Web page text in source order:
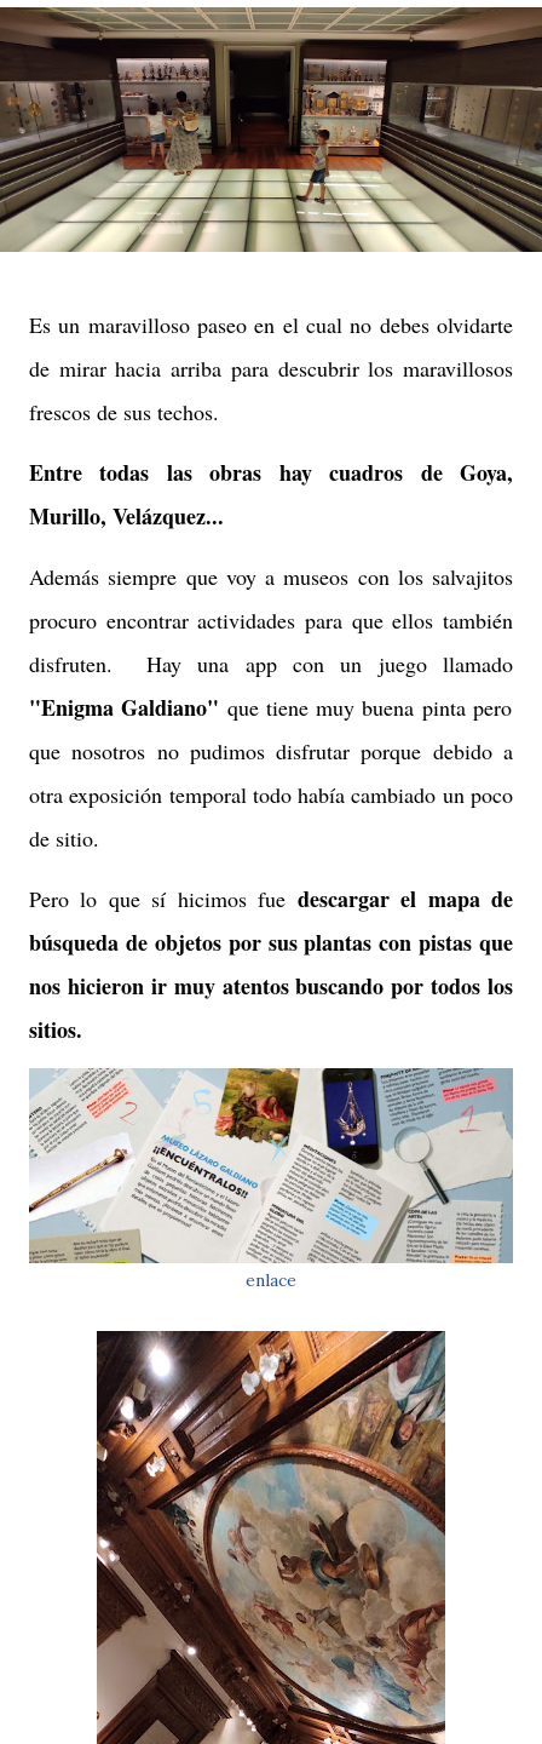
Es un maravilloso paseo en el cual no debes olvidarte
de mirar hacia arriba para descubrir los maravillosos
frescos de sus techos.
Entre todas las obras hay cuadros de Goya,
Murillo, Velázquez...
Además siempre que voy a museos con los salvajitos
procuro encontrar actividades para que ellos también
disfruten. Hay una app con un juego llamado
"Enigma Galdiano" que tiene muy buena pinta pero
que nosotros no pudimos disfrutar porque debido a
otra exposición temporal todo había cambiado un poco
de sitio.
Pero lo que sí hicimos fue descargar el mapa de
búsqueda de objetos por sus plantas con pistas que
nos hicieron ir muy atentos buscando por todos los
sitios.
enlace